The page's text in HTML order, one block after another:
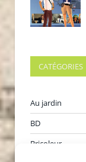
CATÉGORIES
Au jardin
BD
Bricoleur